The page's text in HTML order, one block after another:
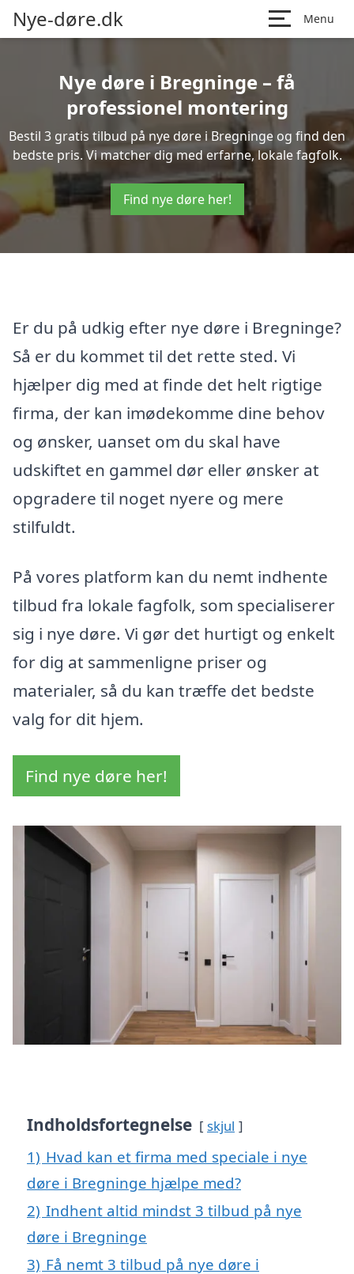
Nye-døre.dk Menu
Nye døre i Bregninge – få
professionel montering
Bestil 3 gratis tilbud på nye døre i Bregninge og find den
bedste pris. Vi matcher dig med erfarne, lokale fagfolk.
Find nye døre her!
Er du på udkig efter nye døre i Bregninge?
Så er du kommet til det rette sted. Vi
hjælper dig med at finde det helt rigtige
firma, der kan imødekomme dine behov
og ønsker, uanset om du skal have
udskiftet en gammel dør eller ønsker at
opgradere til noget nyere og mere
stilfuldt.
På vores platform kan du nemt indhente
tilbud fra lokale fagfolk, som specialiserer
sig i nye døre. Vi gør det hurtigt og enkelt
for dig at sammenligne priser og
materialer, så du kan træffe det bedste
valg for dit hjem.
Find nye døre her!
Indholdsfortegnelse skjul
1) Hvad kan et firma med speciale i nye
døre i Bregninge hjælpe med?
2) Indhent altid mindst 3 tilbud på nye
døre i Bregninge
3) Få nemt 3 tilbud på nye døre i